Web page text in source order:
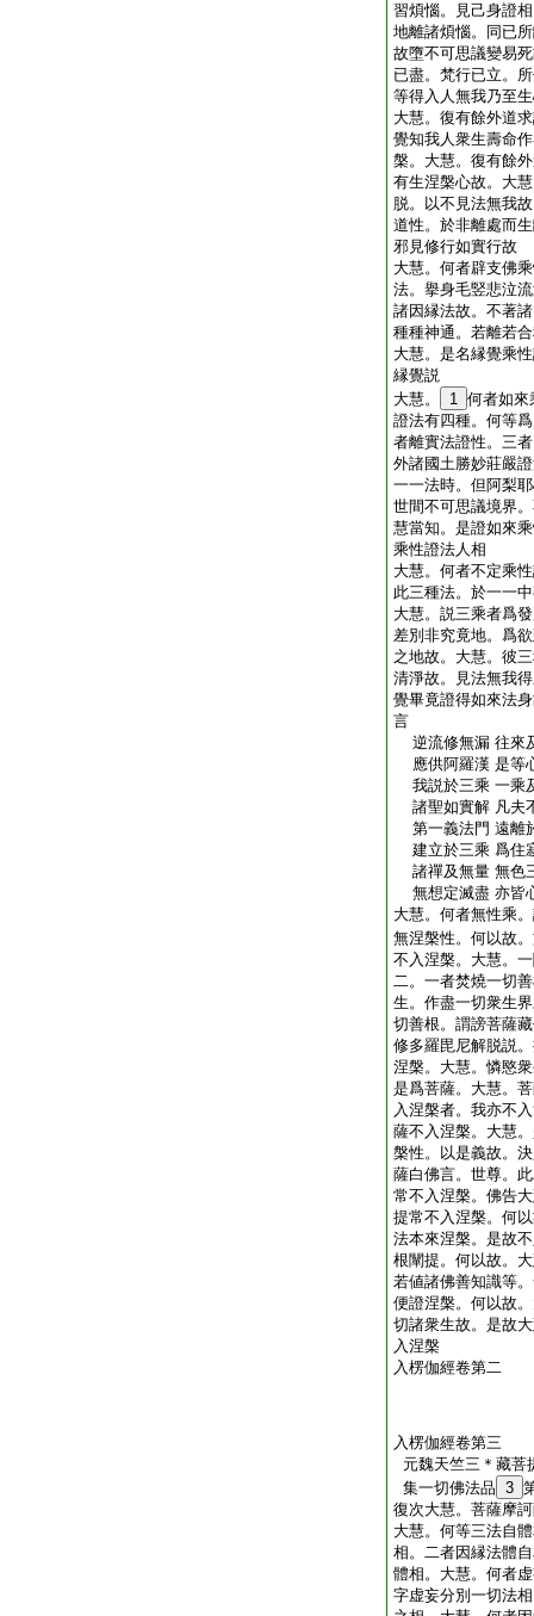
習煩惱。見己身證
地離諸煩惱。同已
故墮不可思議變易
已盡。梵行已立。
等得入人無我乃至
大慧。復有餘外道
覺知我人衆生壽命
槃。大慧。復有餘
有生涅槃心故。大
脱。以不見法無我
道性。於非離處而
邪見修行如實行故
大慧。何者辟支佛
法。擧身毛竪悲泣
諸因縁法故。不著
種種神通。若離若
大慧。是名縁覺乘
縁覺説
大慧。
1 何者如來
證法有四種。何等
者離實法證性。三
外諸國土勝妙莊嚴
一一法時。但阿梨
世間不可思議境界
慧當知。是證如來
乘性證法人相
大慧。何者不定乘
此三種法。於一一
大慧。説三乘者爲
差別非究竟地。爲
之地故。大慧。彼
清淨故。見法無我
覺畢竟證得如來法
言
逆流修無漏 往來
應供阿羅漢 是等
我説於三乘 一乘
諸聖如實解 凡夫
第一義法門 遠離
建立於三乘 爲住
諸禪及無量 無色
無想定滅盡 亦皆
大慧。何者無性乘
無涅槃性。何以故
不入涅槃。大慧。
二。一者焚燒一切
生。作盡一切衆生
切善根。謂謗菩薩
修多羅毘尼解脱説
涅槃。大慧。憐愍
是爲菩薩。大慧。
入涅槃者。我亦不
薩不入涅槃。大慧
槃性。以是義故。
薩白佛言。世尊。
常不入涅槃。佛告
提常不入涅槃。何
法本來涅槃。是故
根闡提。何以故。
若値諸佛善知識等
便證涅槃。何以故
切諸衆生故。是故
入涅槃
入楞伽經卷第二
入楞伽經卷第三
元魏天竺三＊藏菩
集一切佛法品 3
復次大慧。菩薩摩
大慧。何等三法自
相。二者因縁法體
體相。大慧。何者
字虚妄分別一切法